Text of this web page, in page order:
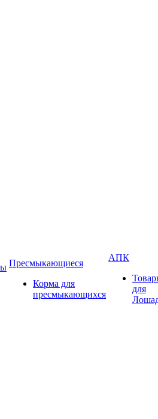
Пресмыкающиеся
Корма для
пресмыкающихся
АПК
для